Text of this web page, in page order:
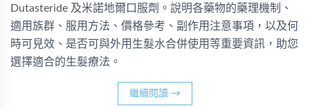
Dutasteride 及米諾地爾口服劑。說明各藥物的藥理機制、
適用族群、服用方法、價格參考、副作用注意事項，以及何
時可見效、是否可與外用生髮水合併使用等重要資訊，助您
選擇適合的生髮療法。
繼續閱讀 →